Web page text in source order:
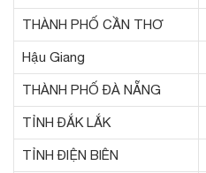
THÀNH PHỐ CẦN THƠ
Hậu Giang
THÀNH PHỐ ĐÀ NẴNG
TỈNH ĐẮK LẮK
TỈNH ĐIỆN BIÊN